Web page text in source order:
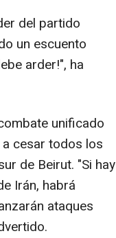
del partido
un escuento
arder!", ha
unificado
cesar todos los
de Beirut. "Si hay
Irán, habrá
ataques